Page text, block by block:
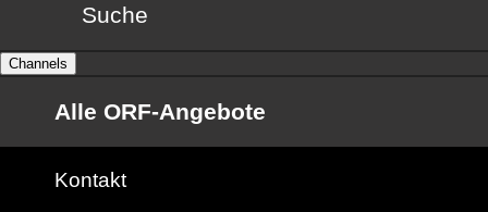
Suche
Channels
Alle ORF-Angebote
Kontakt